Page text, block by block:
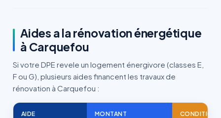
Aides a la rénovation énergétique
à Carquefou
Si votre DPE revele un logement énergivore (classes E,
F ou G), plusieurs aides financent les travaux de
rénovation à Carquefou :
AIDE MONTANT